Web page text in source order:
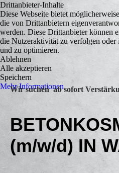
Wir suchen ab sofort
(m/w/d) IN
Drittanbieter-Inhalte
Diese Webseite bietet
die von Drittanbietern
werden. Diese Drittanbieter können
die Nutzeraktivität zu verfolgen oder
und zu optimieren.
Ablehnen
Alle akzeptieren
Speichern
Mehr Informationen